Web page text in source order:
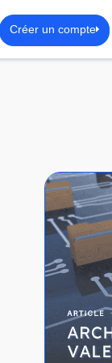
Créer un compte